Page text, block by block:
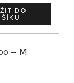
– M